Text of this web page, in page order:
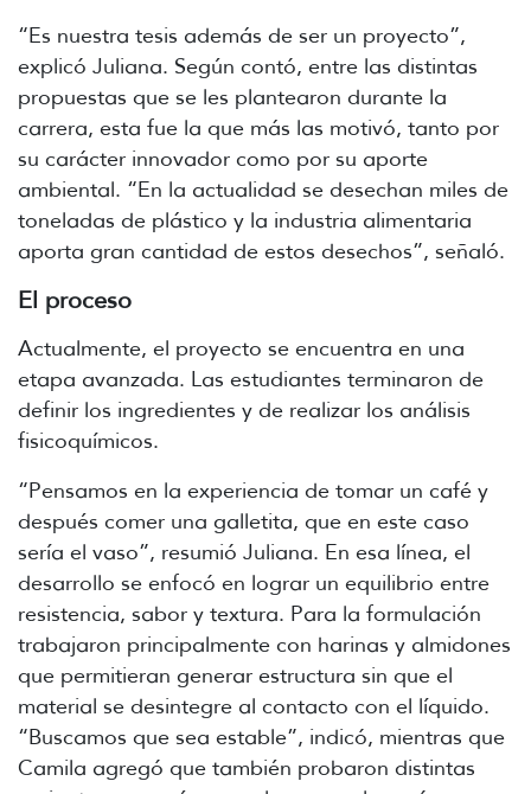
“Es nuestra tesis además de ser un proyecto”,
explicó Juliana. Según contó, entre las distintas
propuestas que se les plantearon durante la
carrera, esta fue la que más las motivó, tanto por
su carácter innovador como por su aporte
ambiental. “En la actualidad se desechan miles de
toneladas de plástico y la industria alimentaria
aporta gran cantidad de estos desechos”, señaló.
El proceso
Actualmente, el proyecto se encuentra en una
etapa avanzada. Las estudiantes terminaron de
definir los ingredientes y de realizar los análisis
fisicoquímicos.
“Pensamos en la experiencia de tomar un café y
después comer una galletita, que en este caso
sería el vaso”, resumió Juliana. En esa línea, el
desarrollo se enfocó en lograr un equilibrio entre
resistencia, sabor y textura. Para la formulación
trabajaron principalmente con harinas y almidones
que permitieran generar estructura sin que el
material se desintegre al contacto con el líquido.
“Buscamos que sea estable”, indicó, mientras que
Camila agregó que también probaron distintas